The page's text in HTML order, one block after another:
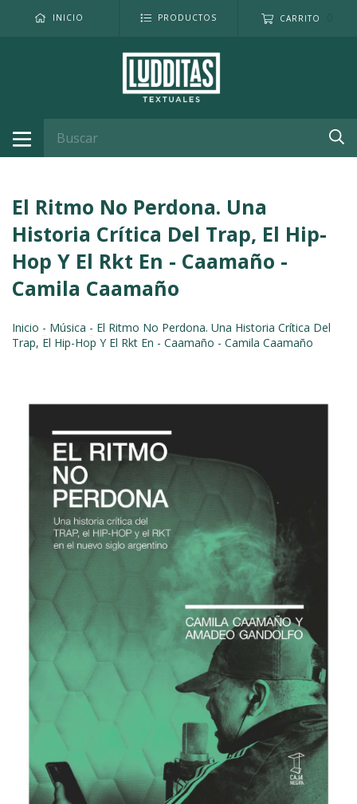
INICIO PRODUCTOS CARRITO
El Ritmo No Perdona. Una
Historia Crítica Del Trap, El Hip-
Hop Y El Rkt En - Caamaño -
Camila Caamaño
Inicio - Música - El Ritmo No Perdona. Una Historia Crítica Del
Trap, El Hip-Hop Y El Rkt En - Caamaño - Camila Caamaño